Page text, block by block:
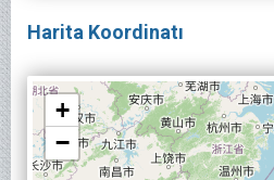
Harita Koordinatı
+
−